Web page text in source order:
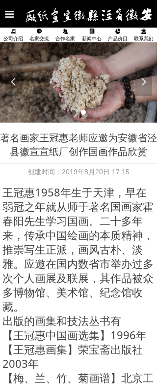
끀
首页
公司介绍
名家交流
合作名家
新闻中心
产品展示
产品价目表
联系我们
넳 넲
끉
公司介绍
끁
名家交流
뀡
合作名家
뀴
新闻中心
넗
产品价目
끤
联系我们
著名画家王冠惠老师应邀为安徽省泾
县徽宣宣纸厂创作国画作品欣赏
王冠惠1958年生于天津，早在
弱冠之年就从师于著名国画家霍
春阳先生学习国画。二十多年
来，传承中国绘画的本质精神，
推崇写生正派，画风古朴、淡
雅。应邀在国内数省市举办过多
次个人画展及联展，其作品被众
多博物馆、美术馆、纪念馆收
藏。
出版的画集和技法丛书有
【王冠惠中国画选集】1996年
【王冠惠画集】荣宝斋出版社
2003年
【梅、兰、竹、菊画谱】北京工
创建时间： 2019年8月20日 17:15